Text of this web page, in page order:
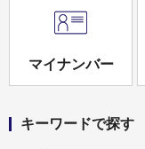
マイナンバー
キーワードで探す